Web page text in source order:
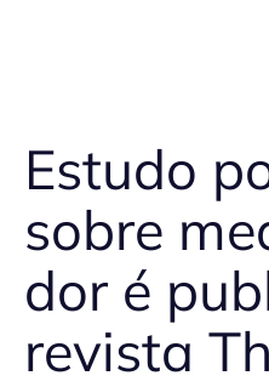
Estudo
sobre
dor é
revista